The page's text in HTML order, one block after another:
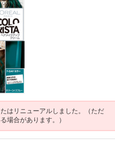
はリニューアルしました。（ただ
場合があります。）